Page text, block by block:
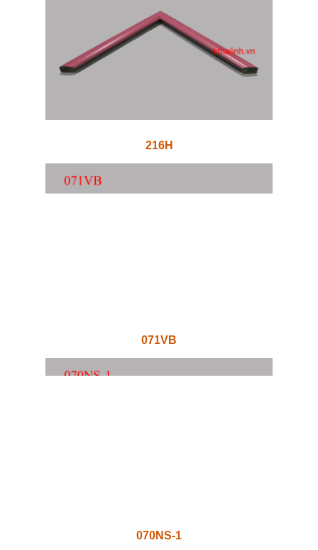
216H
071VB
070NS-1